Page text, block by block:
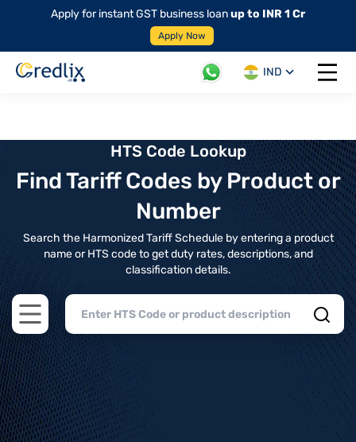
Apply for instant GST business loanup to INR 1 Cr
Apply Now
IND
Open
HTS Code Lookup
Find Tariff Codes by Product or
Number
Search the Harmonized Tariff Schedule by entering a product
name or HTS code to get duty rates, descriptions, and
classification details.
Open main menu